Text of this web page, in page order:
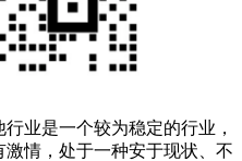
业是一个较为稳定的行业，
情，处于一种安于现状、不